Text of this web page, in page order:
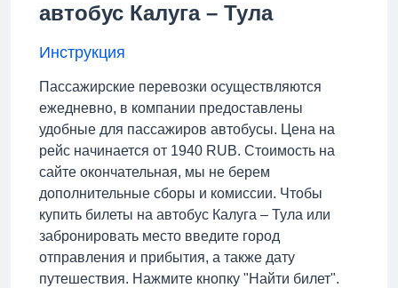
автобус Калуга – Тула
Инструкция
Пассажирские перевозки осуществляются
ежедневно, в компании предоставлены
удобные для пассажиров автобусы. Цена на
рейс начинается от 1940 RUB. Стоимость на
сайте окончательная, мы не берем
дополнительные сборы и комиссии. Чтобы
купить билеты на автобус Калуга – Тула или
забронировать место введите город
отправления и прибытия, а также дату
путешествия. Нажмите кнопку "Найти билет".